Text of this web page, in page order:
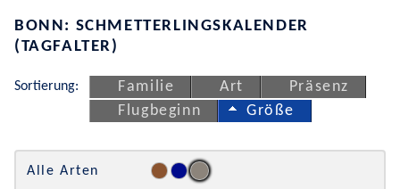
BONN: SCHMETTERLINGSKALENDER
(TAGFALTER)
Sortierung: Familie Art
Präsenz
Flugbeginn
Größe
Alle Arten